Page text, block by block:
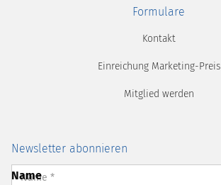
Formulare
Kontakt
Einreichung Marketing-Preis
Mitglied werden
Newsletter abonnieren
Name